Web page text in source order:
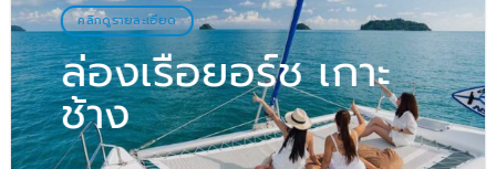
คลิกดูรายละเอียด
ล่องเรือยอร์ช เกาะ
ช้าง